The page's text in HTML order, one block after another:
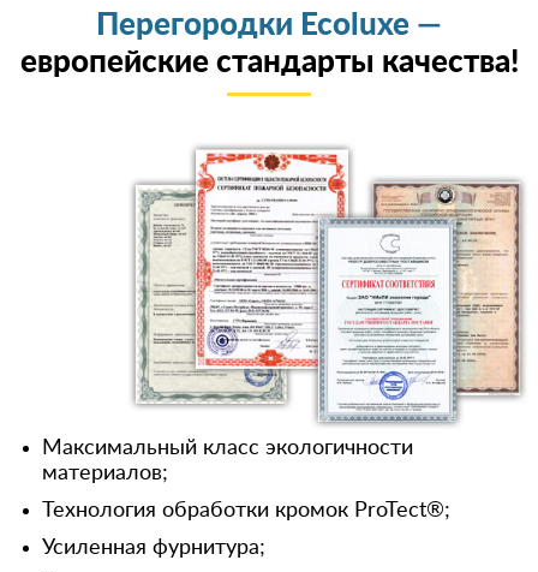
Перегородки Ecoluxe —
европейские стандарты качества!
Максимальный класс экологичности
материалов;
Технология обработки кромок ProTect®;
Усиленная фурнитура;